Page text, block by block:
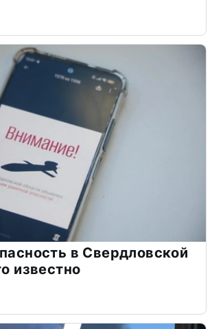
в Свердловской
известно